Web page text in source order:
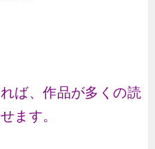
ば、作品が多くの読
ます。